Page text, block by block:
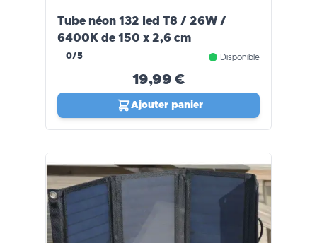
Tube néon 132 led T8 / 26W /
6400K de 150 x 2,6 cm
0/5 Disponible
19,99 €
Ajouter panier